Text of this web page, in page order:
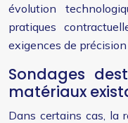
évolution
pratiques
exigences de
Sondages
matériaux
Dans certains cas, la